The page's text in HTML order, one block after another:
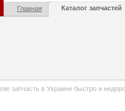
Главная Каталог запчастей
запчасть в Украине быстро и